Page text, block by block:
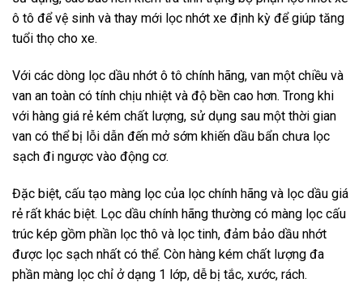
ô tô để vệ sinh và thay mới lọc nhớt xe định kỳ để giúp tăng
tuổi thọ cho xe.
Với các dòng lọc dầu nhớt ô tô chính hãng, van một chiều và
van an toàn có tính chịu nhiệt và độ bền cao hơn. Trong khi
với hàng giá rẻ kém chất lượng, sử dụng sau một thời gian
van có thể bị lỗi dẫn đến mở sớm khiến dầu bẩn chưa lọc
sạch đi ngược vào động cơ.
Đặc biệt, cấu tạo màng lọc của lọc chính hãng và lọc dầu giá
rẻ rất khác biệt. Lọc dầu chính hãng thường có màng lọc cấu
trúc kép gồm phần lọc thô và lọc tinh, đảm bảo dầu nhớt
được lọc sạch nhất có thể. Còn hàng kém chất lượng đa
phần màng lọc chỉ ở dạng 1 lớp, dễ bị tắc, xước, rách.